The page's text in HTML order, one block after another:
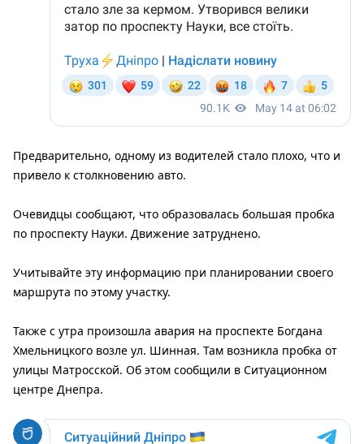
Предварительно, одному из водителей стало плохо, что и
привело к столкновению авто.
Очевидцы сообщают, что образовалась большая пробка
по проспекту Науки. Движение затруднено.
Учитывайте эту информацию при планировании своего
маршрута по этому участку.
Также с утра произошла авария на проспекте Богдана
Хмельницкого возле ул. Шинная. Там возникла пробка от
улицы Матросской. Об этом сообщили в Ситуационном
центре Днепра.